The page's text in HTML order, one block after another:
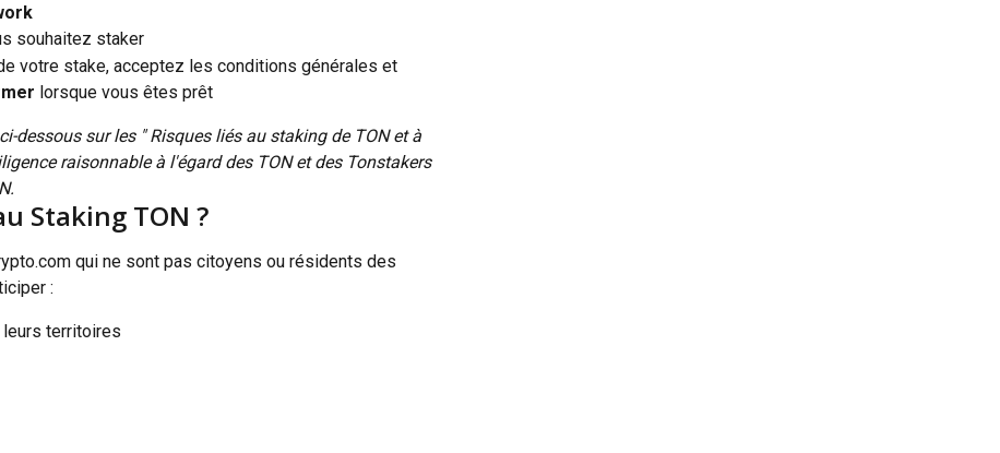
souhaitez staker
votre stake, acceptez les conditions générales et
lorsque vous êtes prêt
dessous sur les " Risques liés au staking de TON et à
raisonnable à l'égard des TON et des Tonstakers
Staking TON ?
qui ne sont pas citoyens ou résidents des
:
territoires